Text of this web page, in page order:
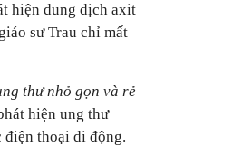
hiện dung dịch axit
sư Trau chỉ mất
thư nhỏ gọn và rẻ
hiện ung thư
thoại di động.